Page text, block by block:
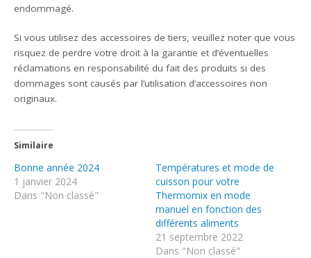
endommagé.
Si vous utilisez des accessoires de tiers, veuillez noter que vous
risquez de perdre votre droit à la garantie et d’éventuelles
réclamations en responsabilité du fait des produits si des
dommages sont causés par l’utilisation d’accessoires non
originaux.
Similaire
Bonne année 2024
1 janvier 2024
Dans "Non classé"
Températures et mode de
cuisson pour votre
Thermomix en mode
manuel en fonction des
différents aliments
21 septembre 2022
Dans "Non classé"